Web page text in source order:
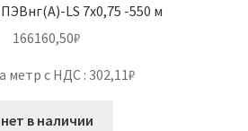
LS 7х0,75 -550 м
166160,50₽
метр с НДС : 302,11₽
нет в наличии